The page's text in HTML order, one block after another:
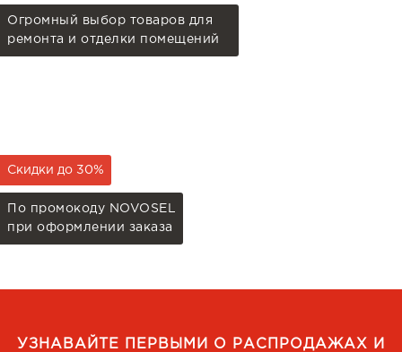
Огромный выбор товаров для
ремонта и отделки помещений
Скидки до 30%
По промокоду NOVOSEL
при оформлении заказа
УЗНАВАЙТЕ ПЕРВЫМИ О РАСПРОДАЖАХ И